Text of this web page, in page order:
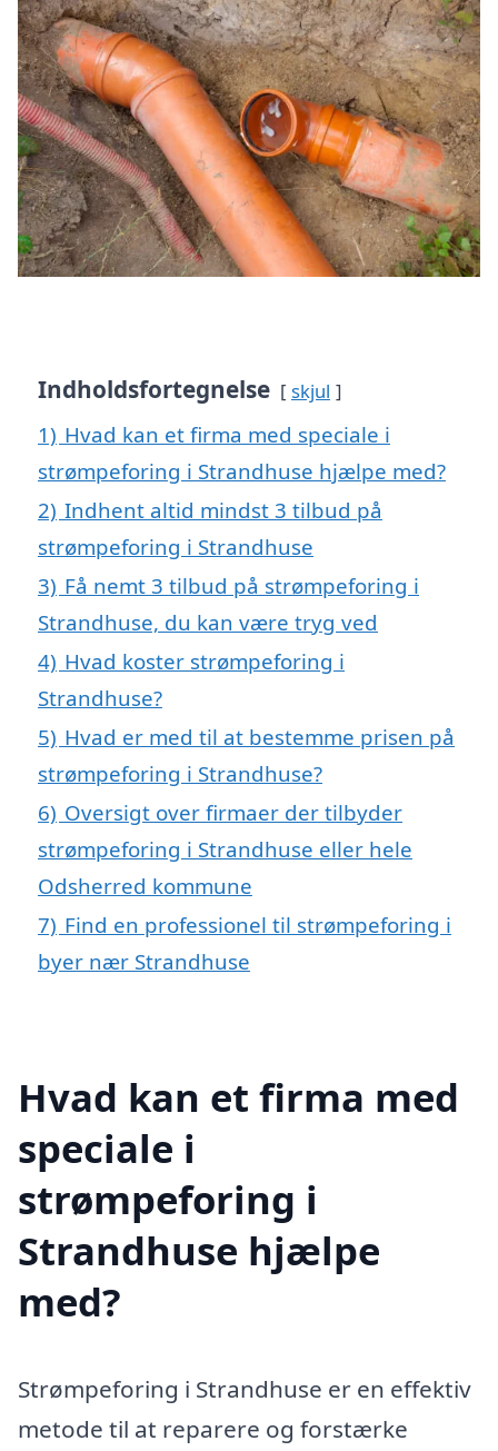
Indholdsfortegnelse skjul
1) Hvad kan et firma med speciale i
strømpeforing i Strandhuse hjælpe med?
2) Indhent altid mindst 3 tilbud på
strømpeforing i Strandhuse
3) Få nemt 3 tilbud på strømpeforing i
Strandhuse, du kan være tryg ved
4) Hvad koster strømpeforing i
Strandhuse?
5) Hvad er med til at bestemme prisen på
strømpeforing i Strandhuse?
6) Oversigt over firmaer der tilbyder
strømpeforing i Strandhuse eller hele
Odsherred kommune
7) Find en professionel til strømpeforing i
byer nær Strandhuse
Hvad kan et firma med
speciale i
strømpeforing i
Strandhuse hjælpe
med?
Strømpeforing i Strandhuse er en effektiv
metode til at reparere og forstærke